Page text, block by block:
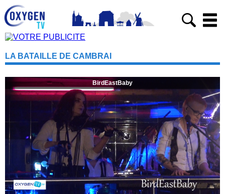
LA BATAILLE DE CAMBRAI
BirdEastBaby